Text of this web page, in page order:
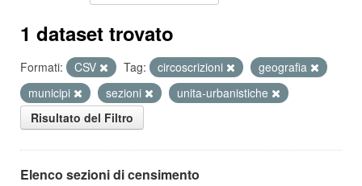
1 dataset trovato
Formati: CSV Tag: circoscrizioni
geografia
municipi
sezioni
unita-urbanistiche
Risultato del Filtro
Elenco sezioni di censimento